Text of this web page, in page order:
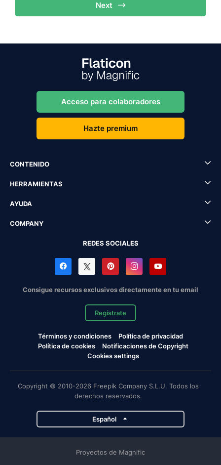
Next
Acceso para colaboradores
Hazte premium
CONTENIDO
HERRAMIENTAS
AYUDA
COMPANY
REDES SOCIALES
Consigue recursos exclusivos directamente en tu email
Regístrate
Términos y condiciones
Política de privacidad
Política de cookies
Notificaciones de Copyright
Cookies settings
Copyright © 2010-2026 Freepik Company S.L.U. Todos los
derechos reservados.
Español
Proyectos de Magnific